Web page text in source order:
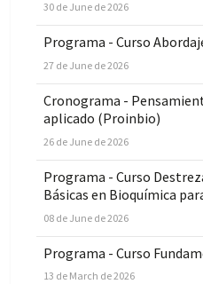
30 de June de 2026
Programa - Curso
27 de June de 2026
Cronograma -
aplicado (Proinbio)
26 de June de 2026
Programa - Curso
Básicas en Bioquímica
08 de June de 2026
Programa - Curso
13 de March de 2026